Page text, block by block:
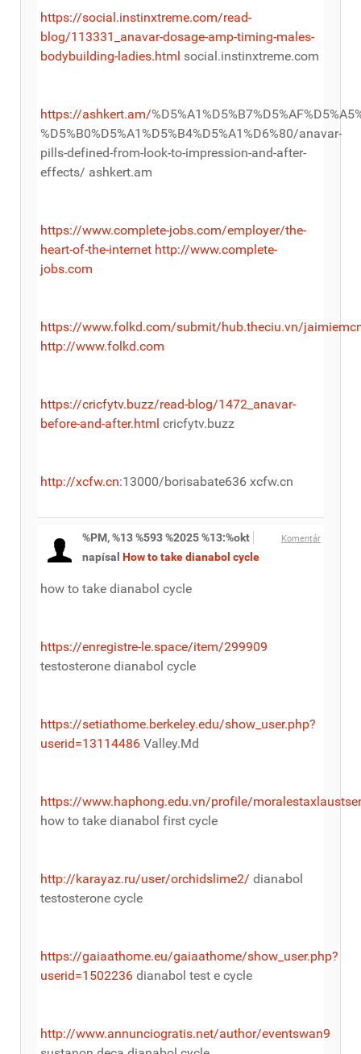
https://social.instinxtreme.com/read-
blog/113331_anavar-dosage-amp-timing-males-
bodybuilding-ladies.html social.instinxtreme.com
https://ashkert.am/
%D5%B0%D5%A1%D5%B4%D5%A1%D6%80/anavar-
pills-defined-from-look-to-impression-and-after-
effects/ ashkert.am
https://www.complete-jobs.com/employer/the-
heart-of-the-internet http://www.complete-
jobs.com
https://www.folkd.com/submit/hub.theciu.vn/
http://www.folkd.com
https://cricfytv.buzz/read-blog/1472_anavar-
before-and-after.html cricfytv.buzz
http://xcfw.cn:13000/borisabate636 xcfw.cn
Komentár
%PM, %13 %593 %2025 %13:%okt
napísal How to take dianabol cycle
how to take dianabol cycle
https://enregistre-le.space/item/299909
testosterone dianabol cycle
https://setiathome.berkeley.edu/show_user.php?
userid=13114486 Valley.Md
https://www.haphong.edu.vn/profile/
how to take dianabol first cycle
http://karayaz.ru/user/orchidslime2/ dianabol
testosterone cycle
https://gaiaathome.eu/gaiaathome/show_user.php?
userid=1502236 dianabol test e cycle
http://www.annunciogratis.net/author/eventswan9